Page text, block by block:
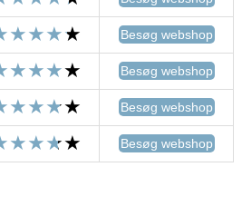
Besøg webshop
Besøg webshop
Besøg webshop
Besøg webshop